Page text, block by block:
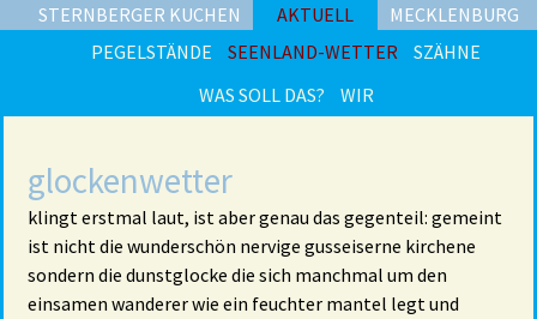
STERNBERGER KUCHEN AKTUELL
MECKLENBURG
PEGELSTÄNDE
SEENLAND-WETTER
SZÄHNE
WAS SOLL DAS?
WIR
glockenwetter
klingt erstmal laut, ist aber genau das gegenteil: gemeint
ist nicht die wunderschön nervige gusseiserne kirchene
sondern die dunstglocke die sich manchmal um den
einsamen wanderer wie ein feuchter mantel legt und